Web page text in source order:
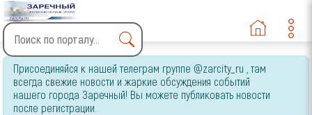
Type 2 or more characters
for results.
Присоединяйся к нашей телеграм группе @zarcity_ru , там
всегда свежие новости и жаркие обсуждения событий
нашего города Заречный! Вы можете публиковать новости
после регистрации.